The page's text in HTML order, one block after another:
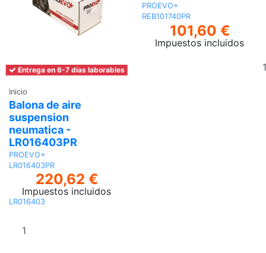
Entrega en 6-7 días laborables
Inicio
Balona de aire
suspension
neumatica -
LR016403PR
PROEVO+
LR016403PR
220,62 €
Impuestos incluidos
LR016403
PROEVO+
REB101740PR
101,60 €
Impuestos incluidos